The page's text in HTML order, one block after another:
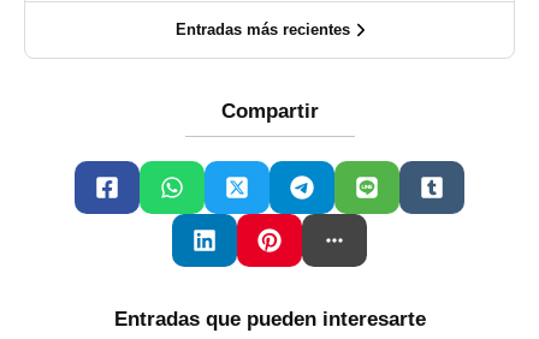
Entradas más recientes
Compartir
Entradas que pueden interesarte